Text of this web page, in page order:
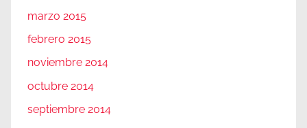
marzo 2015
febrero 2015
noviembre 2014
octubre 2014
septiembre 2014